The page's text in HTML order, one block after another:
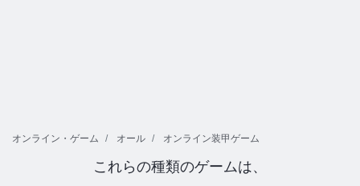
オンライン・ゲーム オール オンライン装甲ゲーム
これらの種類のゲームは、